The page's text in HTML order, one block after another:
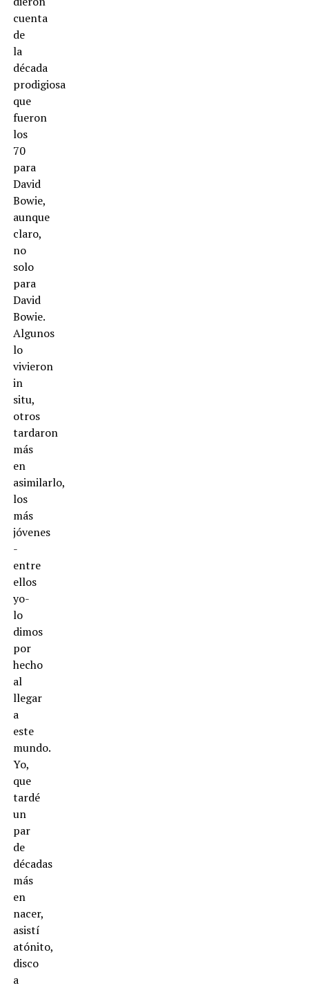
cuenta
de
la
década
prodigiosa
que
fueron
los
70
para
David
Bowie,
aunque
claro,
no
solo
para
David
Bowie.
Algunos
lo
vivieron
in
situ,
otros
tardaron
más
en
asimilarlo,
los
más
jóvenes
-
entre
ellos
yo-
lo
dimos
por
hecho
al
llegar
a
este
mundo.
Yo,
que
tardé
un
par
de
décadas
más
en
nacer,
asistí
atónito,
disco
a